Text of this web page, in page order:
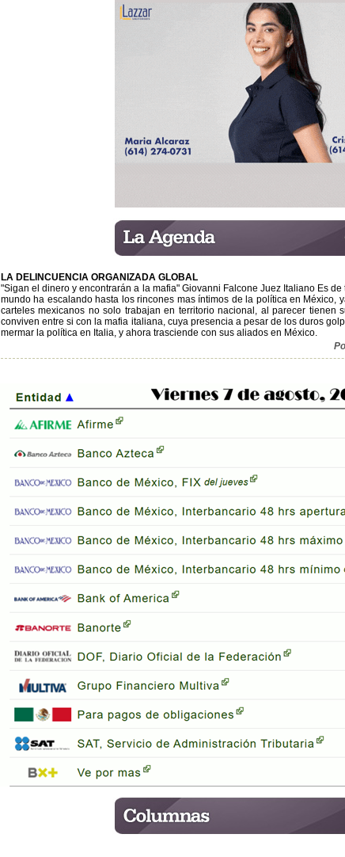
LA DELINCUENCIA ORGANIZADA GLOBAL
"Sigan el dinero y encontrarán a la mafia" Giovanni Falcone Juez Italiano Es
mundo ha escalando hasta los rincones mas íntimos de la política en México,
carteles mexicanos no solo trabajan en territorio nacional, al parecer tienen
conviven entre si con la mafia italiana, cuya presencia a pesar de los duros
mermar la política en Italia, y ahora trasciende con sus aliados en México.